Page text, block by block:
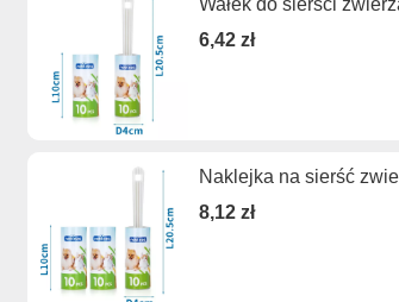
Wałek do sierści
6,42 zł
Naklejka na sierść
8,12 zł